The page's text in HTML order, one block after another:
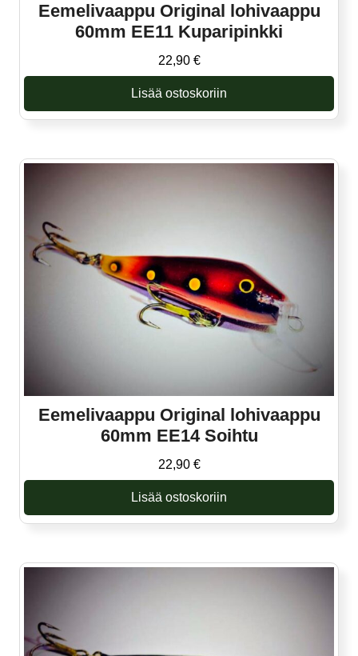
Eemelivaappu Original lohivaappu
60mm EE11 Kuparipinkki
22,90 €
Lisää ostoskoriin
Eemelivaappu Original lohivaappu
60mm EE14 Soihtu
22,90 €
Lisää ostoskoriin